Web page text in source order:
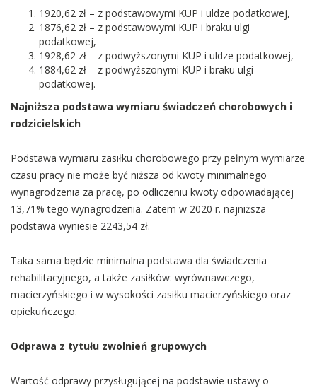
1920,62 zł – z podstawowymi KUP i uldze podatkowej,
1876,62 zł – z podstawowymi KUP i braku ulgi
podatkowej,
1928,62 zł – z podwyższonymi KUP i uldze podatkowej,
1884,62 zł – z podwyższonymi KUP i braku ulgi
podatkowej.
Najniższa podstawa wymiaru świadczeń chorobowych i
rodzicielskich
Podstawa wymiaru zasiłku chorobowego przy pełnym wymiarze
czasu pracy nie może być niższa od kwoty minimalnego
wynagrodzenia za pracę, po odliczeniu kwoty odpowiadającej
13,71% tego wynagrodzenia. Zatem w 2020 r. najniższa
podstawa wyniesie 2243,54 zł.
Taka sama będzie minimalna podstawa dla świadczenia
rehabilitacyjnego, a także zasiłków: wyrównawczego,
macierzyńskiego i w wysokości zasiłku macierzyńskiego oraz
opiekuńczego.
Odprawa z tytułu zwolnień grupowych
Wartość odprawy przysługującej na podstawie ustawy o